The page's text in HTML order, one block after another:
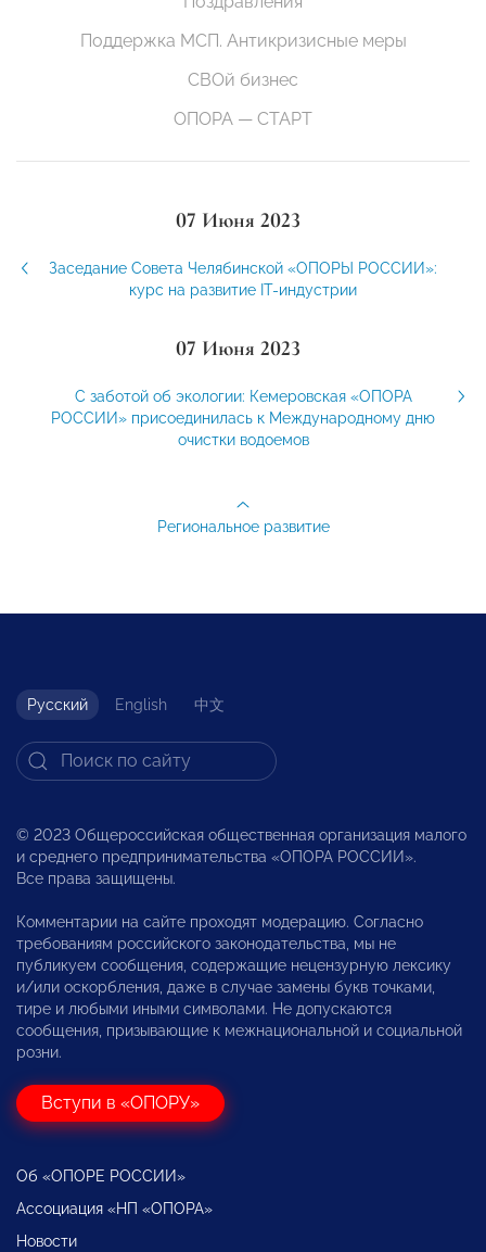
Поддержка МСП. Антикризисные меры
СВОй бизнес
ОПОРА — СТАРТ
07 Июня 2023
Заседание Совета Челябинской «ОПОРЫ РОССИИ»:
курс на развитие IT-индустрии
07 Июня 2023
С заботой об экологии: Кемеровская «ОПОРА
РОССИИ» присоединилась к Международному дню
очистки водоемов
Региональное развитие
Русский English 中文
© 2023 Общероссийская общественная организация малого
и среднего предпринимательства «ОПОРА РОССИИ».
Все права защищены.
Комментарии на сайте проходят модерацию. Согласно
требованиям российского законодательства, мы не
публикуем сообщения, содержащие нецензурную лексику
и/или оскорбления, даже в случае замены букв точками,
тире и любыми иными символами. Не допускаются
сообщения, призывающие к межнациональной и социальной
розни.
Вступи в «ОПОРУ»
Об «ОПОРЕ РОССИИ»
Ассоциация «НП «ОПОРА»
Новости